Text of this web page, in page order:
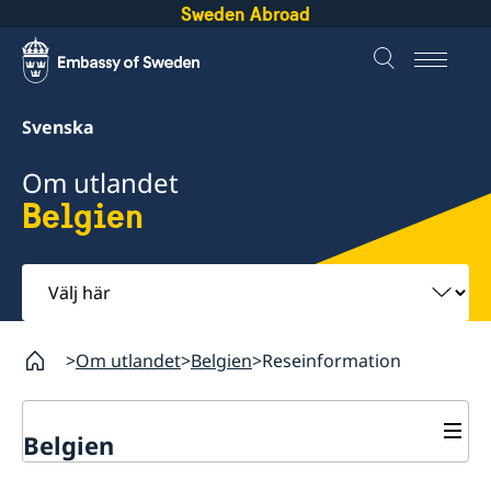
Sweden Abroad
Svenska
Om utlandet
Belgien
Välj
här
Om utlandet Belgien Reseinformation
Belgien